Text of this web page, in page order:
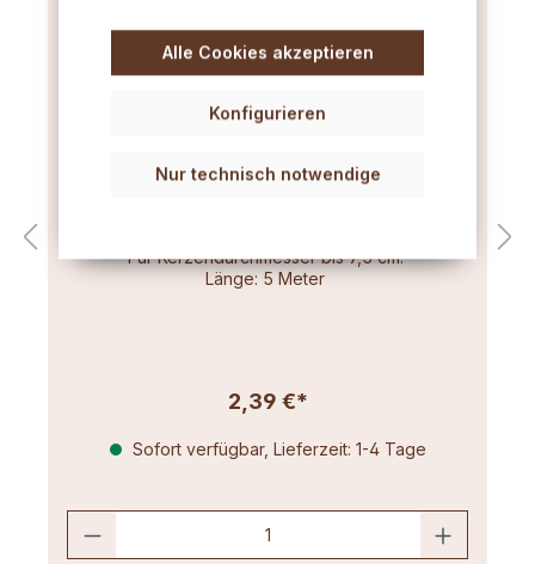
Flachdocht mittel (3x12) 5m
Für Kerzendurchmesser bis 7,5 cm.
Länge: 5 Meter
2,39 €*
Sofort verfügbar, Lieferzeit: 1-4 Tage
Nur technisch notwendige
Konfigurieren
Alle Cookies akzeptieren